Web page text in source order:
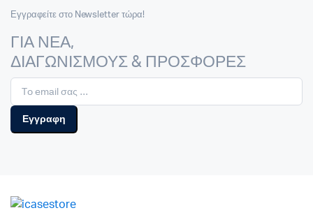
Εγγραφείτε στο Newsletter τώρα!
ΓΙΑ ΝΕΑ,
ΔΙΑΓΩΝΙΣΜΟΥΣ & ΠΡΟΣΦΟΡΕΣ